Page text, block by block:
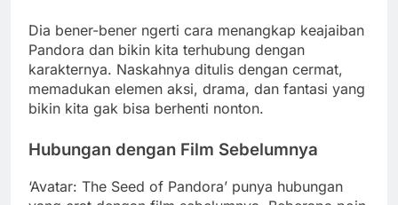
Dia bener-bener ngerti cara menangkap keajaiban
Pandora dan bikin kita terhubung dengan
karakternya. Naskahnya ditulis dengan cermat,
memadukan elemen aksi, drama, dan fantasi yang
bikin kita gak bisa berhenti nonton.
Hubungan dengan Film Sebelumnya
‘Avatar: The Seed of Pandora’ punya hubungan